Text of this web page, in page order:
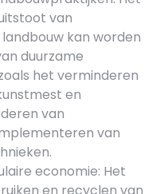
van
kan worden
duurzame
het verminderen
en
van
van
economie: Het